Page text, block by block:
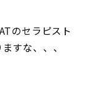
のセラピスト
すな、、、